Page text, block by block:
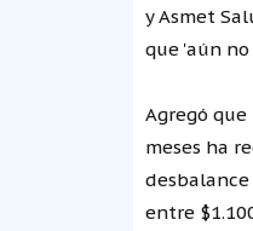
y Asmet
que 'aún
Agregó
meses ha
entre